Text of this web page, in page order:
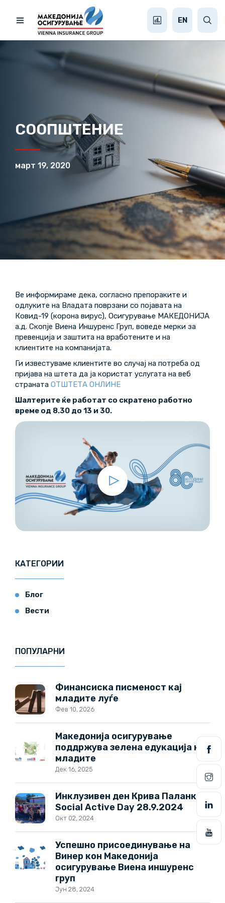
EN
СООПШТЕНИЕ
март 19, 2020
Ве информираме дека, согласно препораките и
одлуките на Владата поврзани со појавата на
Ковид-19 (корона вирус), Осигурување МАКЕДОНИЈА
а.д. Скопјe Виена Иншуренс Груп, воведе мерки за
превенција и заштита на вработените и на
клиентите на компанијата.
Ги известуваме клиентите во случај на потреба од
пријава на штета да ја користат услугата на веб
страната ОТШТЕТА ОНЛИНЕ
Шалтерите ќе работат со скратено работно
време од 8.30 до 13 и 30.
КАТЕГОРИИ
Блог
Вести
ПОПУЛАРНИ
Финансиска писменост кај
младите луѓе
Фев 10, 2026
Македонија осигурување
поддржува зелена едукација на
младите
Дек 16, 2025
Инклузивен ден Крива Паланка –
Social Active Day 28.9.2024
Окт 02, 2024
Успешно присоединување на
Винер кон Македонија
осигурување Виена иншуренс
груп
Јун 28, 2024